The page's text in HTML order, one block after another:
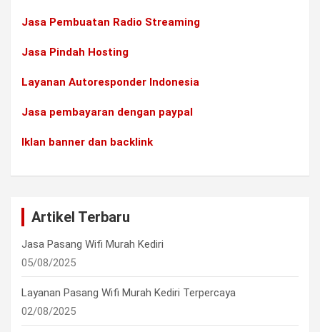
Jasa Pembuatan Radio Streaming
Jasa Pindah Hosting
Layanan Autoresponder Indonesia
Jasa pembayaran dengan paypal
Iklan banner dan backlink
Artikel Terbaru
Jasa Pasang Wifi Murah Kediri
05/08/2025
Layanan Pasang Wifi Murah Kediri Terpercaya
02/08/2025